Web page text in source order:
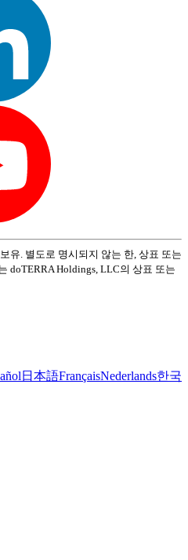
유. 별도로 명시되지 않는 한, 상표 또는
doTERRA Holdings, LLC의 상표 또는
日本語FrançaisNederlands한국